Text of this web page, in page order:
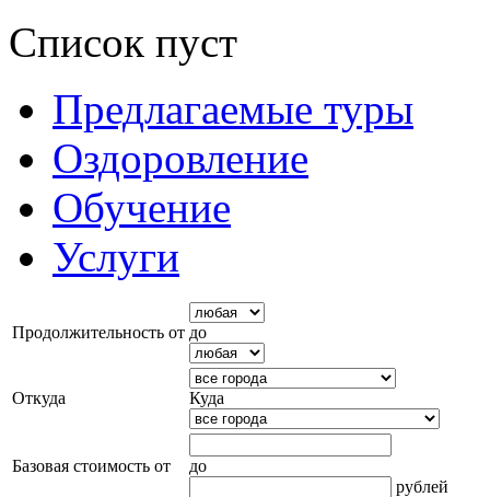
Список пуст
Предлагаемые туры
Оздоровление
Обучение
Услуги
Продолжительность от до
Откуда Куда
Базовая стоимость от
до
рублей